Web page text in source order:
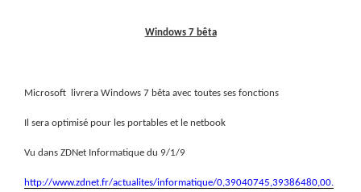
Windows 7 bêta
Microsoft livrera Windows 7 bêta avec toutes ses fonctions
Il sera optimisé pour les portables et le netbook
Vu dans ZDNet Informatique du 9/1/9
http://www.zdnet.fr/actualites/informatique/0,39040745,39386480,00.